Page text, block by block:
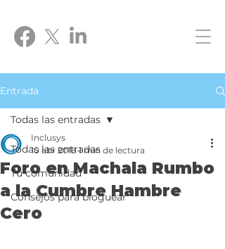
Entrada
Todas las entradas
Tu comunidad
Consejos para bloguear
Todas las entradas
Foro en Machala Rumbo
a la Cumbre Hambre
Cero
Inclusys
10 abr 2018 1 min de lectura